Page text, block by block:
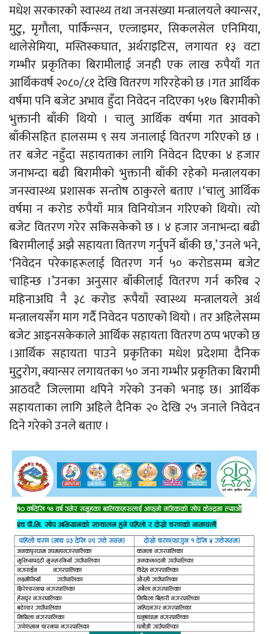
मधेश सरकारको स्वास्थ्य तथा जनसंख्या मन्त्रालयले क्यान्सर,
मुटु, मृगौला, पार्किन्सन, एल्जाइमर, सिकलसेल एनिमिया,
थालेसेमिया, मस्तिस्कघात, अर्थराइटिस, लगायत १३ वटा
गम्भीर प्रकृतिका बिरामीलाई जनही एक लाख रुपैयाँ गत
आर्थिकवर्ष २०८०/८१ देखि वितरण गरिरहेको छ ।गत आर्थिक
वर्षमा पनि बजेट अभाव हुँदा निवेदन नदिएका ५१७ बिरामीको
भुक्तानी बाँकी थियो । चालु आर्थिक वर्षमा गत आवको
बाँकीसहित हालसम्म ९ सय जनालाई वितरण गरिएको छ ।
तर बजेट नहुँदा सहायताका लागि निवेदन दिएका ४ हजार
जनाभन्दा बढी बिरामीको भुक्तानी बाँकी रहेको मन्त्रालयका
जनस्वास्थ्य प्रशासक सन्तोष ठाकुरले बताए ।‘चालु आर्थिक
वर्षमा न करोड रुपैयाँ मात्र विनियोजन गरिएको थियो। त्यो
बजेट वितरण गरेर सकिसकेको छ । ४ हजार जनाभन्दा बढी
बिरामीलाई अझै सहायता वितरण गर्नुपर्ने बाँकी छ,’ उनले भने,
‘निवेदन परेकाहरूलाई वितरण गर्न ५० करोडसम्म बजेट
चाहिन्छ ।’उनका अनुसार बाँकीलाई वितरण गर्न करिब २
महिनाअघि नै ३८ करोड रूपैयाँ स्वास्थ्य मन्त्रालयले अर्थ
मन्त्रालयसँग माग गर्दै निवेदन पठाएको थियो । तर अहिलेसम्म
बजेट आइनसकेकाले आर्थिक सहायता वितरण ठप्प भएको छ
।आर्थिक सहायता पाउने प्रकृतिका मधेश प्रदेशमा दैनिक
मुटुरोग, क्यान्सर लगायतका ५० जना गम्भीर प्रकृतिका बिरामी
आठवटै जिल्लामा थपिने गरेको उनको भनाइ छ। आर्थिक
सहायताका लागि अहिले दैनिक २० देखि २५ जनाले निवेदन
दिने गरेको उनले बताए ।